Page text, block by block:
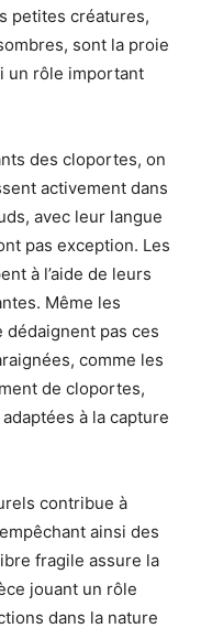
petites créatures,
sont la proie
un rôle important
des cloportes, on
activement dans
avec leur langue
pas exception. Les
à l’aide de leurs
Même les
pas ces
comme les
de cloportes,
à la capture
contribue à
ainsi des
fragile assure la
jouant un rôle
dans la nature